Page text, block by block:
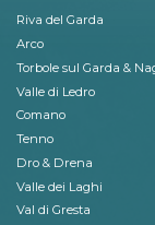
Riva del Garda
Arco
Torbole sul Garda &
Valle di Ledro
Comano
Tenno
Dro & Drena
Valle dei Laghi
Val di Gresta